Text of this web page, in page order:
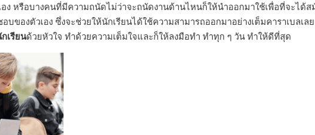
ง หรือบางคนที่มีความถนัดไม่ว่าจะถนัดงานด้านไหนก็ให้นำออกมาใช้เพื่อที่จะได้ส
บของตัวเอง ซึ่งจะช่วยให้นักเรียนได้ใช้ความสามารถออกมาอย่างเต็มคาราเบล
เรียนด้วยหัวใจ ทำด้วยความเต็มใจและก็ให้ลงมือทำ ทำทุก ๆ วัน ทำให้ดีที่สุด